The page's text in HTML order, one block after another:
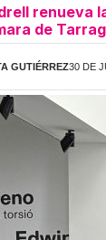
renueva
de
GUTIÉRREZ30 DE